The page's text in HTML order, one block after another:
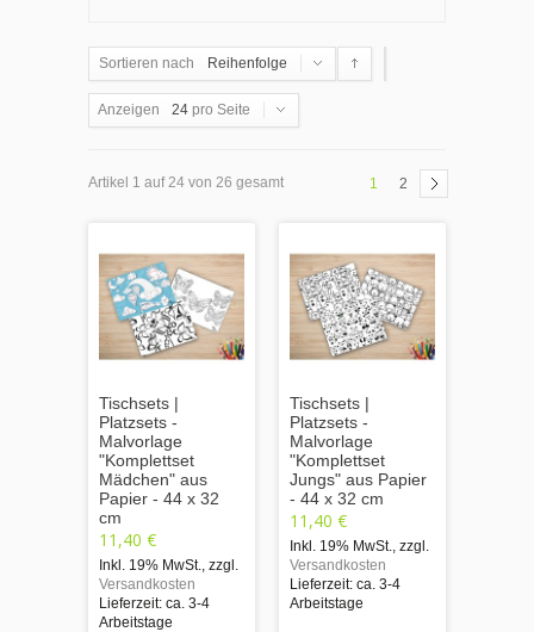
Sortieren nach Reihenfolge
Anzeigen 24 pro Seite
Artikel 1 auf 24 von 26 gesamt 1 2
Tischsets |
Platzsets -
Malvorlage
"Komplettset
Mädchen" aus
Papier - 44 x 32
cm
11,40 €
Inkl. 19% MwSt., zzgl.
Versandkosten
Lieferzeit: ca. 3-4
Arbeitstage
Tischsets |
Platzsets -
Malvorlage
"Komplettset
Jungs" aus Papier
- 44 x 32 cm
11,40 €
Inkl. 19% MwSt., zzgl.
Versandkosten
Lieferzeit: ca. 3-4
Arbeitstage